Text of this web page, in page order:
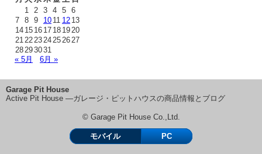
1 2 3 4 5 6
7 8 9 10 11 12 13
14 15 16 17 18 1920
21222324252627
28293031
« 5月
6月 »
Garage Pit House
Active Pit House ―ガレージ・ピットハウスの商品情報とブログ
© Garage Pit House Co.,Ltd.
モバイル PC